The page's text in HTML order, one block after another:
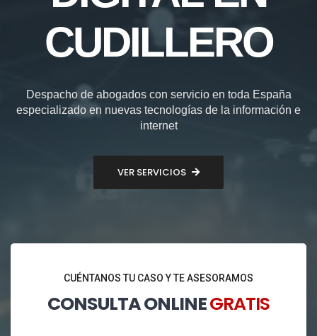
CUDILLERO
Despacho de abogados con servicio en toda España
especializado en nuevas tecnologías de la información e
internet
VER SERVICIOS
CUÉNTANOS TU CASO Y TE ASESORAMOS
CONSULTA ONLINEGRATIS